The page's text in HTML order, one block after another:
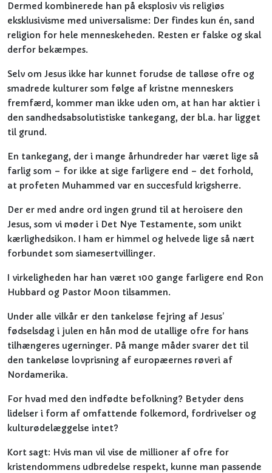
Dermed kombinerede han på eksplosiv vis religiøs
eksklusivisme med universalisme: Der findes kun én, sand
religion for hele menneskeheden. Resten er falske og skal
derfor bekæmpes.
Selv om Jesus ikke har kunnet forudse de talløse ofre og
smadrede kulturer som følge af kristne menneskers
fremfærd, kommer man ikke uden om, at han har aktier i
den sandhedsabsolutistiske tankegang, der bl.a. har ligget
til grund.
En tankegang, der i mange århundreder har været lige så
farlig som – for ikke at sige farligere end – det forhold,
at profeten Muhammed var en succesfuld krigsherre.
Der er med andre ord ingen grund til at heroisere den
Jesus, som vi møder i Det Nye Testamente, som unikt
kærlighedsikon. I ham er himmel og helvede lige så nært
forbundet som siamesertvillinger.
I virkeligheden har han været 100 gange farligere end Ron
Hubbard og Pastor Moon tilsammen.
Under alle vilkår er den tankeløse fejring af Jesus’
fødselsdag i julen en hån mod de utallige ofre for hans
tilhængeres ugerninger. På mange måder svarer det til
den tankeløse lovprisning af europæernes røveri af
Nordamerika.
For hvad med den indfødte befolkning? Betyder dens
lidelser i form af omfattende folkemord, fordrivelser og
kulturødelæggelse intet?
Kort sagt: Hvis man vil vise de millioner af ofre for
kristendommens udbredelse respekt, kunne man passende